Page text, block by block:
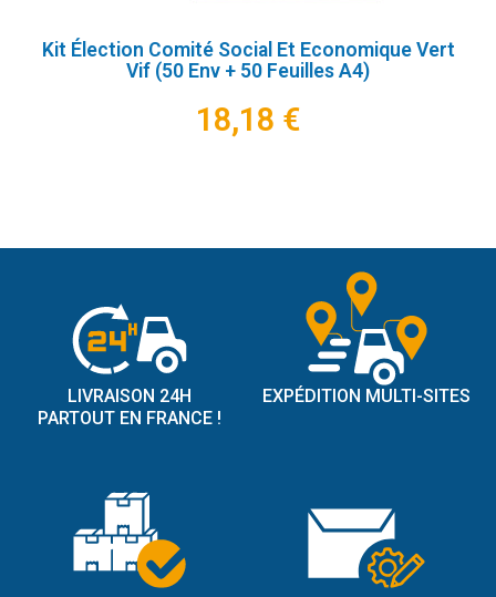
Kit Élection Comité Social Et Economique Vert
Vif (50 Env + 50 Feuilles A4)
18,18 €
LIVRAISON 24H
PARTOUT EN FRANCE !
EXPÉDITION MULTI-SITES